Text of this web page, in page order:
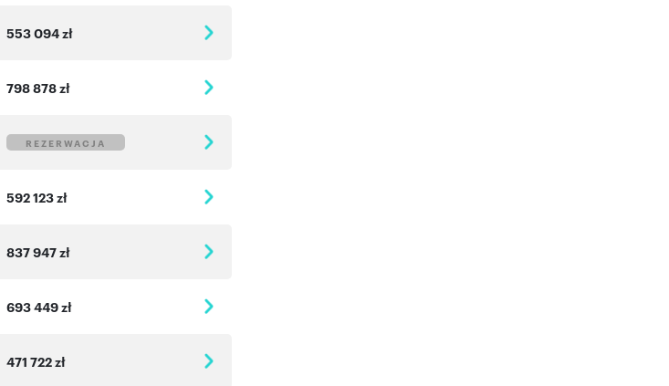
553 094 zł
798 878 zł
REZERWACJA
592 123 zł
837 947 zł
693 449 zł
471 722 zł